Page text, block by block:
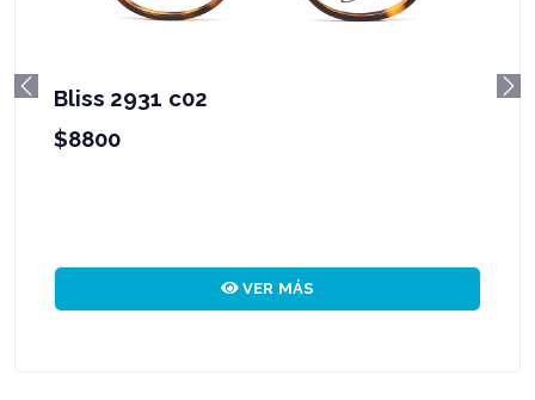
Bliss 2931 c02
$8800
VER MÁS
Previous